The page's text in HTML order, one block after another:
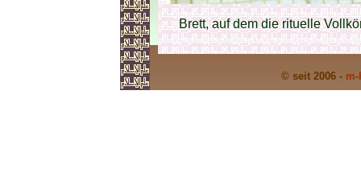
Brett, auf dem die rituelle
© seit 2006 -